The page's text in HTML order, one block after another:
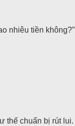
nhiêu tiền không?”
thế chuẩn bị rút lui.